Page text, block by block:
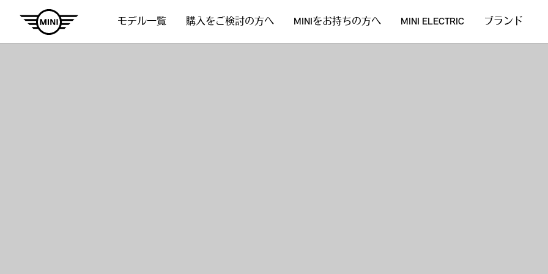
モデル一覧 購入をご検討の方へ MINIをお持ちの方へ MINI ELECTRIC ブランド